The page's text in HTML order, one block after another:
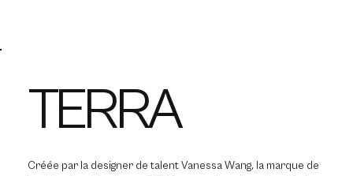
TERRA
Créée par la designer de talent Vanessa Wang, la marque de